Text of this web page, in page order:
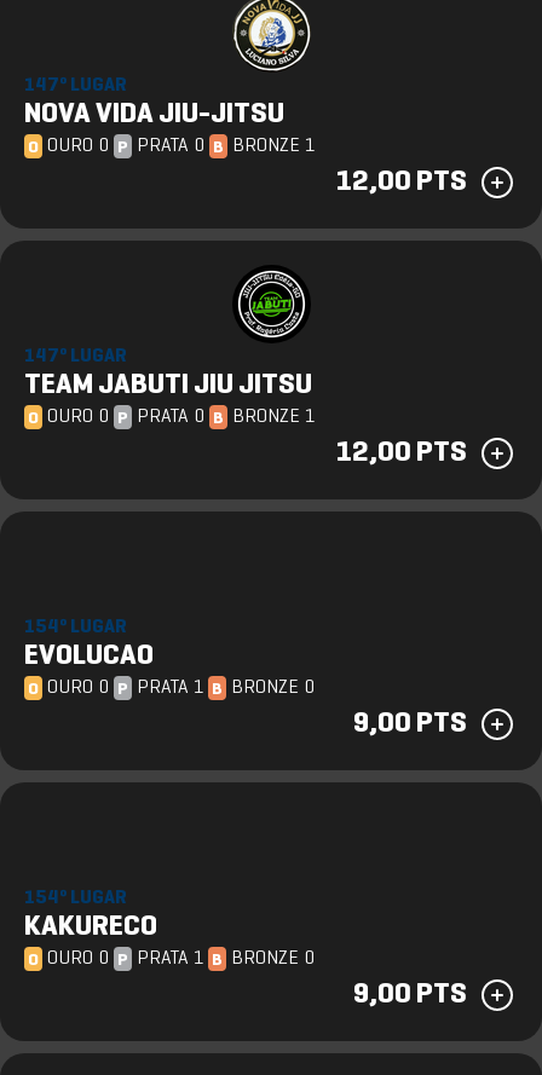
147º LUGAR
NOVA VIDA JIU-JITSU
O OURO 0 P PRATA 0 B BRONZE 1
12,00 PTS
147º LUGAR
TEAM JABUTI JIU JITSU
O OURO 0 P PRATA 0 B BRONZE 1
12,00 PTS
154º LUGAR
EVOLUCAO
O OURO 0 P PRATA 1 B BRONZE 0
9,00 PTS
154º LUGAR
KAKURECO
O OURO 0 P PRATA 1 B BRONZE 0
9,00 PTS